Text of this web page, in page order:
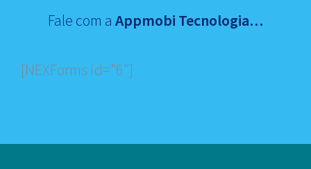
Fale com a Appmobi Tecnologia…
[NEXForms id=”6″]